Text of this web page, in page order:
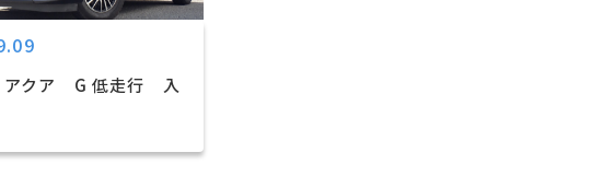
クア G 低走行 入